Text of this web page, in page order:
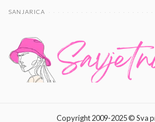
SANJARICA
Copyright 2009-2025 © Sva